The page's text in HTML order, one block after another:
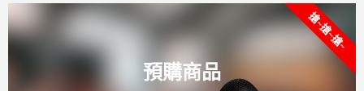
預購商品
搶~搶~搶~